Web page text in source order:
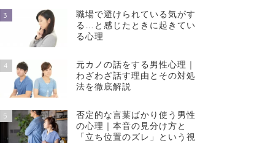
3
職場で避けられている気がす
る…と感じたときに起きてい
る心理
4
元カノの話をする男性心理｜
わざわざ話す理由とその対処
法を徹底解説
5
否定的な言葉ばかり使う男性
の心理｜本音の見分け方と
「立ち位置のズレ」という視